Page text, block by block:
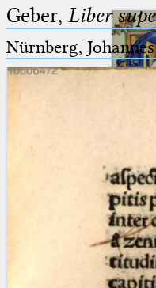
Arabus
(the underscore) is the
for exactly one
(the percent sign) is the
Geber, Liber
Nürnberg,